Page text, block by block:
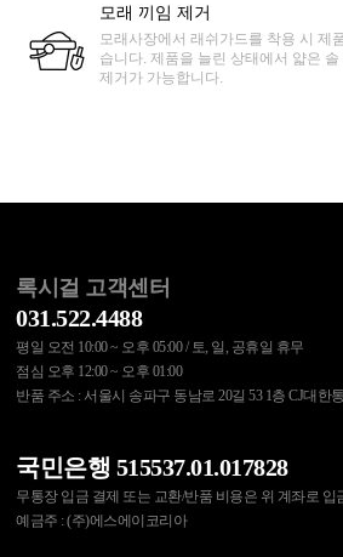
모래 끼임 제거
모래사장에서 래쉬가드를 착용 시 제
습니다. 제품을 늘린 상태에서 얇은
제거가 가능합니다.
록시걸 고객센터
031.522.4488
평일 오전 10:00 ~ 오후 05:00 / 토, 일, 공휴일 휴무
점심 오후 12:00 ~ 오후 01:00
반품 주소 : 서울시 송파구 동남로 20길 53 1층 CJ대한
국민은행 515537.01.017828
무통장 입금 결제 또는 교환/반품 비용은 위 계좌로 입
예금주 : (주)에스에이코리아